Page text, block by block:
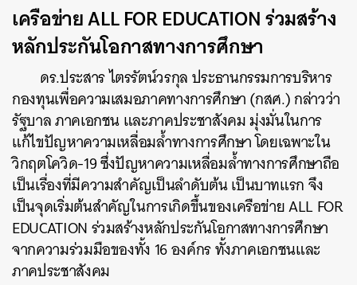
เครือข่าย ALL FOR EDUCATION ร่วมสร้าง
หลักประกันโอกาสทางการศึกษา
ดร.ประสาร ไตรรัตน์วรกุล ประธานกรรมการบริหาร
กองทุนเพื่อความเสมอภาคทางการศึกษา (กสศ.) กล่าวว่า
รัฐบาล ภาคเอกชน และภาคประชาสังคม มุ่งมั่นในการ
แก้ไขปัญหาความเหลื่อมล้ำทางการศึกษา โดยเฉพาะใน
วิกฤตโควิด-19 ซึ่งปัญหาความเหลื่อมล้ำทางการศึกษาถือ
เป็นเรื่องที่มีความสำคัญเป็นลำดับต้น เป็นบาทแรก จึง
เป็นจุดเริ่มต้นสำคัญในการเกิดขึ้นของเครือข่าย ALL FOR
EDUCATION ร่วมสร้างหลักประกันโอกาสทางการศึกษา
จากความร่วมมือของทั้ง 16 องค์กร ทั้งภาคเอกชนและ
ภาคประชาสังคม